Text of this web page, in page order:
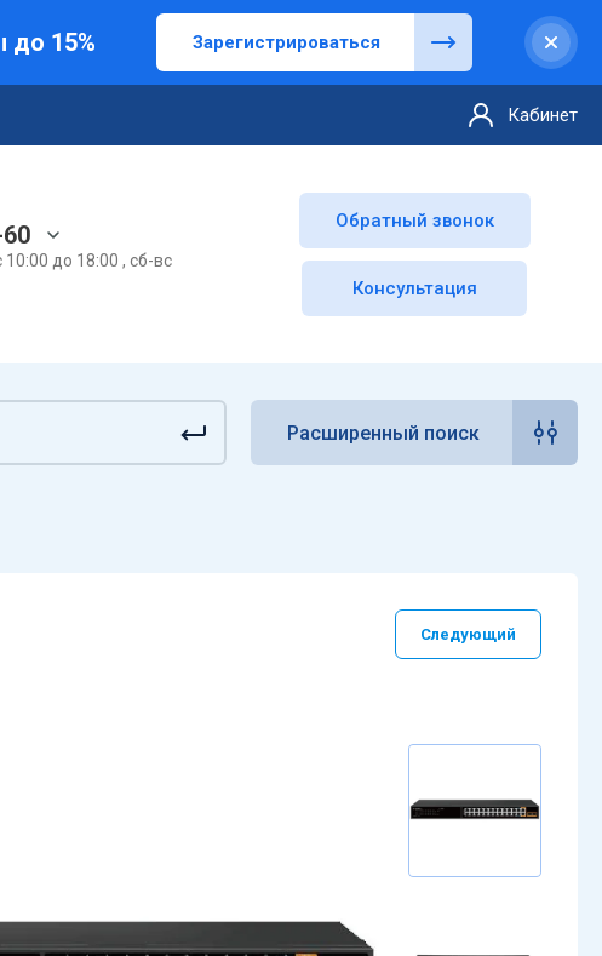
до 15% Зарегистрироваться
Кабинет
до 18:00 , сб-вс
Обратный звонок
Консультация
Расширенный поиск
Следующий